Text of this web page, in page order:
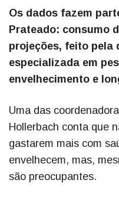
Os dados fazem
Prateado: consumo
projeções, feito pela
especializada em
envelhecimento e
Uma das
Hollerbach conta que
gastarem mais com
envelhecem, mas,
são preocupantes.